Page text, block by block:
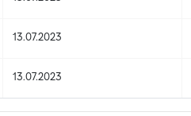
13.07.2023
13.07.2023